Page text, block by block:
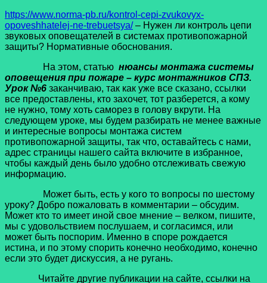
https://www.norma-pb.ru/kontrol-cepi-zvukovyx-
opoveshhatelej-ne-trebuetsya/– Нужен ли контроль цепи
звуковых оповещателей в системах противопожарной
защиты? Нормативные обоснования.
На этом, статью нюансы монтажа системы
оповещения при пожаре – курс монтажников СПЗ.
Урок №6 заканчиваю, так как уже все сказано, ссылки
все предоставлены, кто захочет, тот разберется, а кому
не нужно, тому хоть саморез в голову вкрути. На
следующем уроке, мы будем разбирать не менее важные
и интересные вопросы монтажа систем
противопожарной защиты, так что, оставайтесь с нами,
адрес страницы нашего сайта включите в избранное,
чтобы каждый день было удобно отслеживать свежую
информацию.
Может быть, есть у кого то вопросы по шестому
уроку? Добро пожаловать в комментарии – обсудим.
Может кто то имеет иной свое мнение – велком, пишите,
мы с удовольствием послушаем, и согласимся, или
может быть поспорим. Именно в споре рождается
истина, и по этому спорить конечно необходимо, конечно
если это будет дискуссия, а не ругань.
Читайте другие публикации на сайте, ссылки на